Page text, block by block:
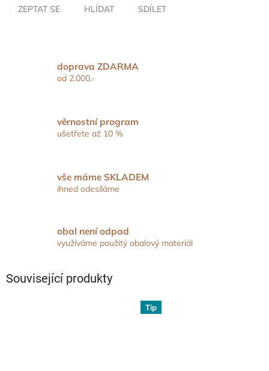
ZEPTAT SE HLÍDAT SDÍLET
doprava ZDARMA
od 2.000,-
věrnostní program
ušetřete až 10 %
vše máme SKLADEM
ihned odesíláme
obal není odpad
využíváme použitý obalový materiál
Související produkty
Tip